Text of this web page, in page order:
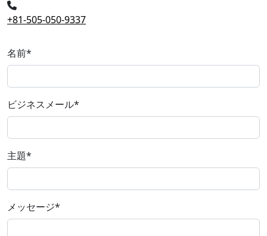
+81-505-050-9337
名前*
ビジネスメール*
主題*
メッセージ*